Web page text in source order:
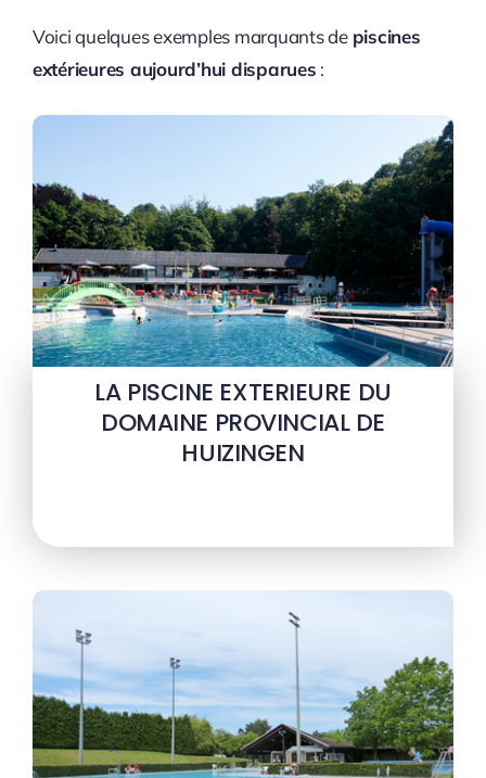
Voici quelques exemples marquants de piscines
extérieures aujourd’hui disparues :
LA PISCINE EXTERIEURE DU
DOMAINE PROVINCIAL DE
HUIZINGEN